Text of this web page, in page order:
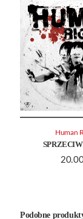
Human
Podobne